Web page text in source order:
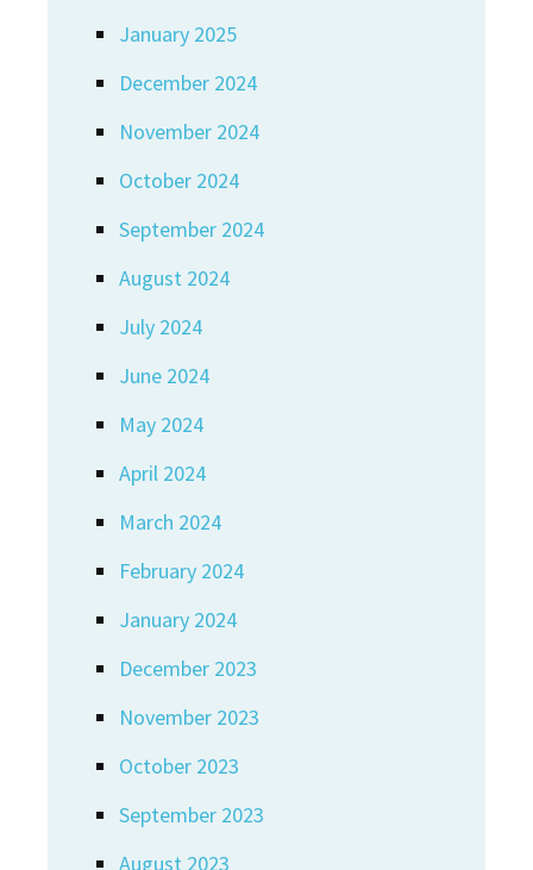
January 2025
December 2024
November 2024
October 2024
September 2024
August 2024
July 2024
June 2024
May 2024
April 2024
March 2024
February 2024
January 2024
December 2023
November 2023
October 2023
September 2023
August 2023